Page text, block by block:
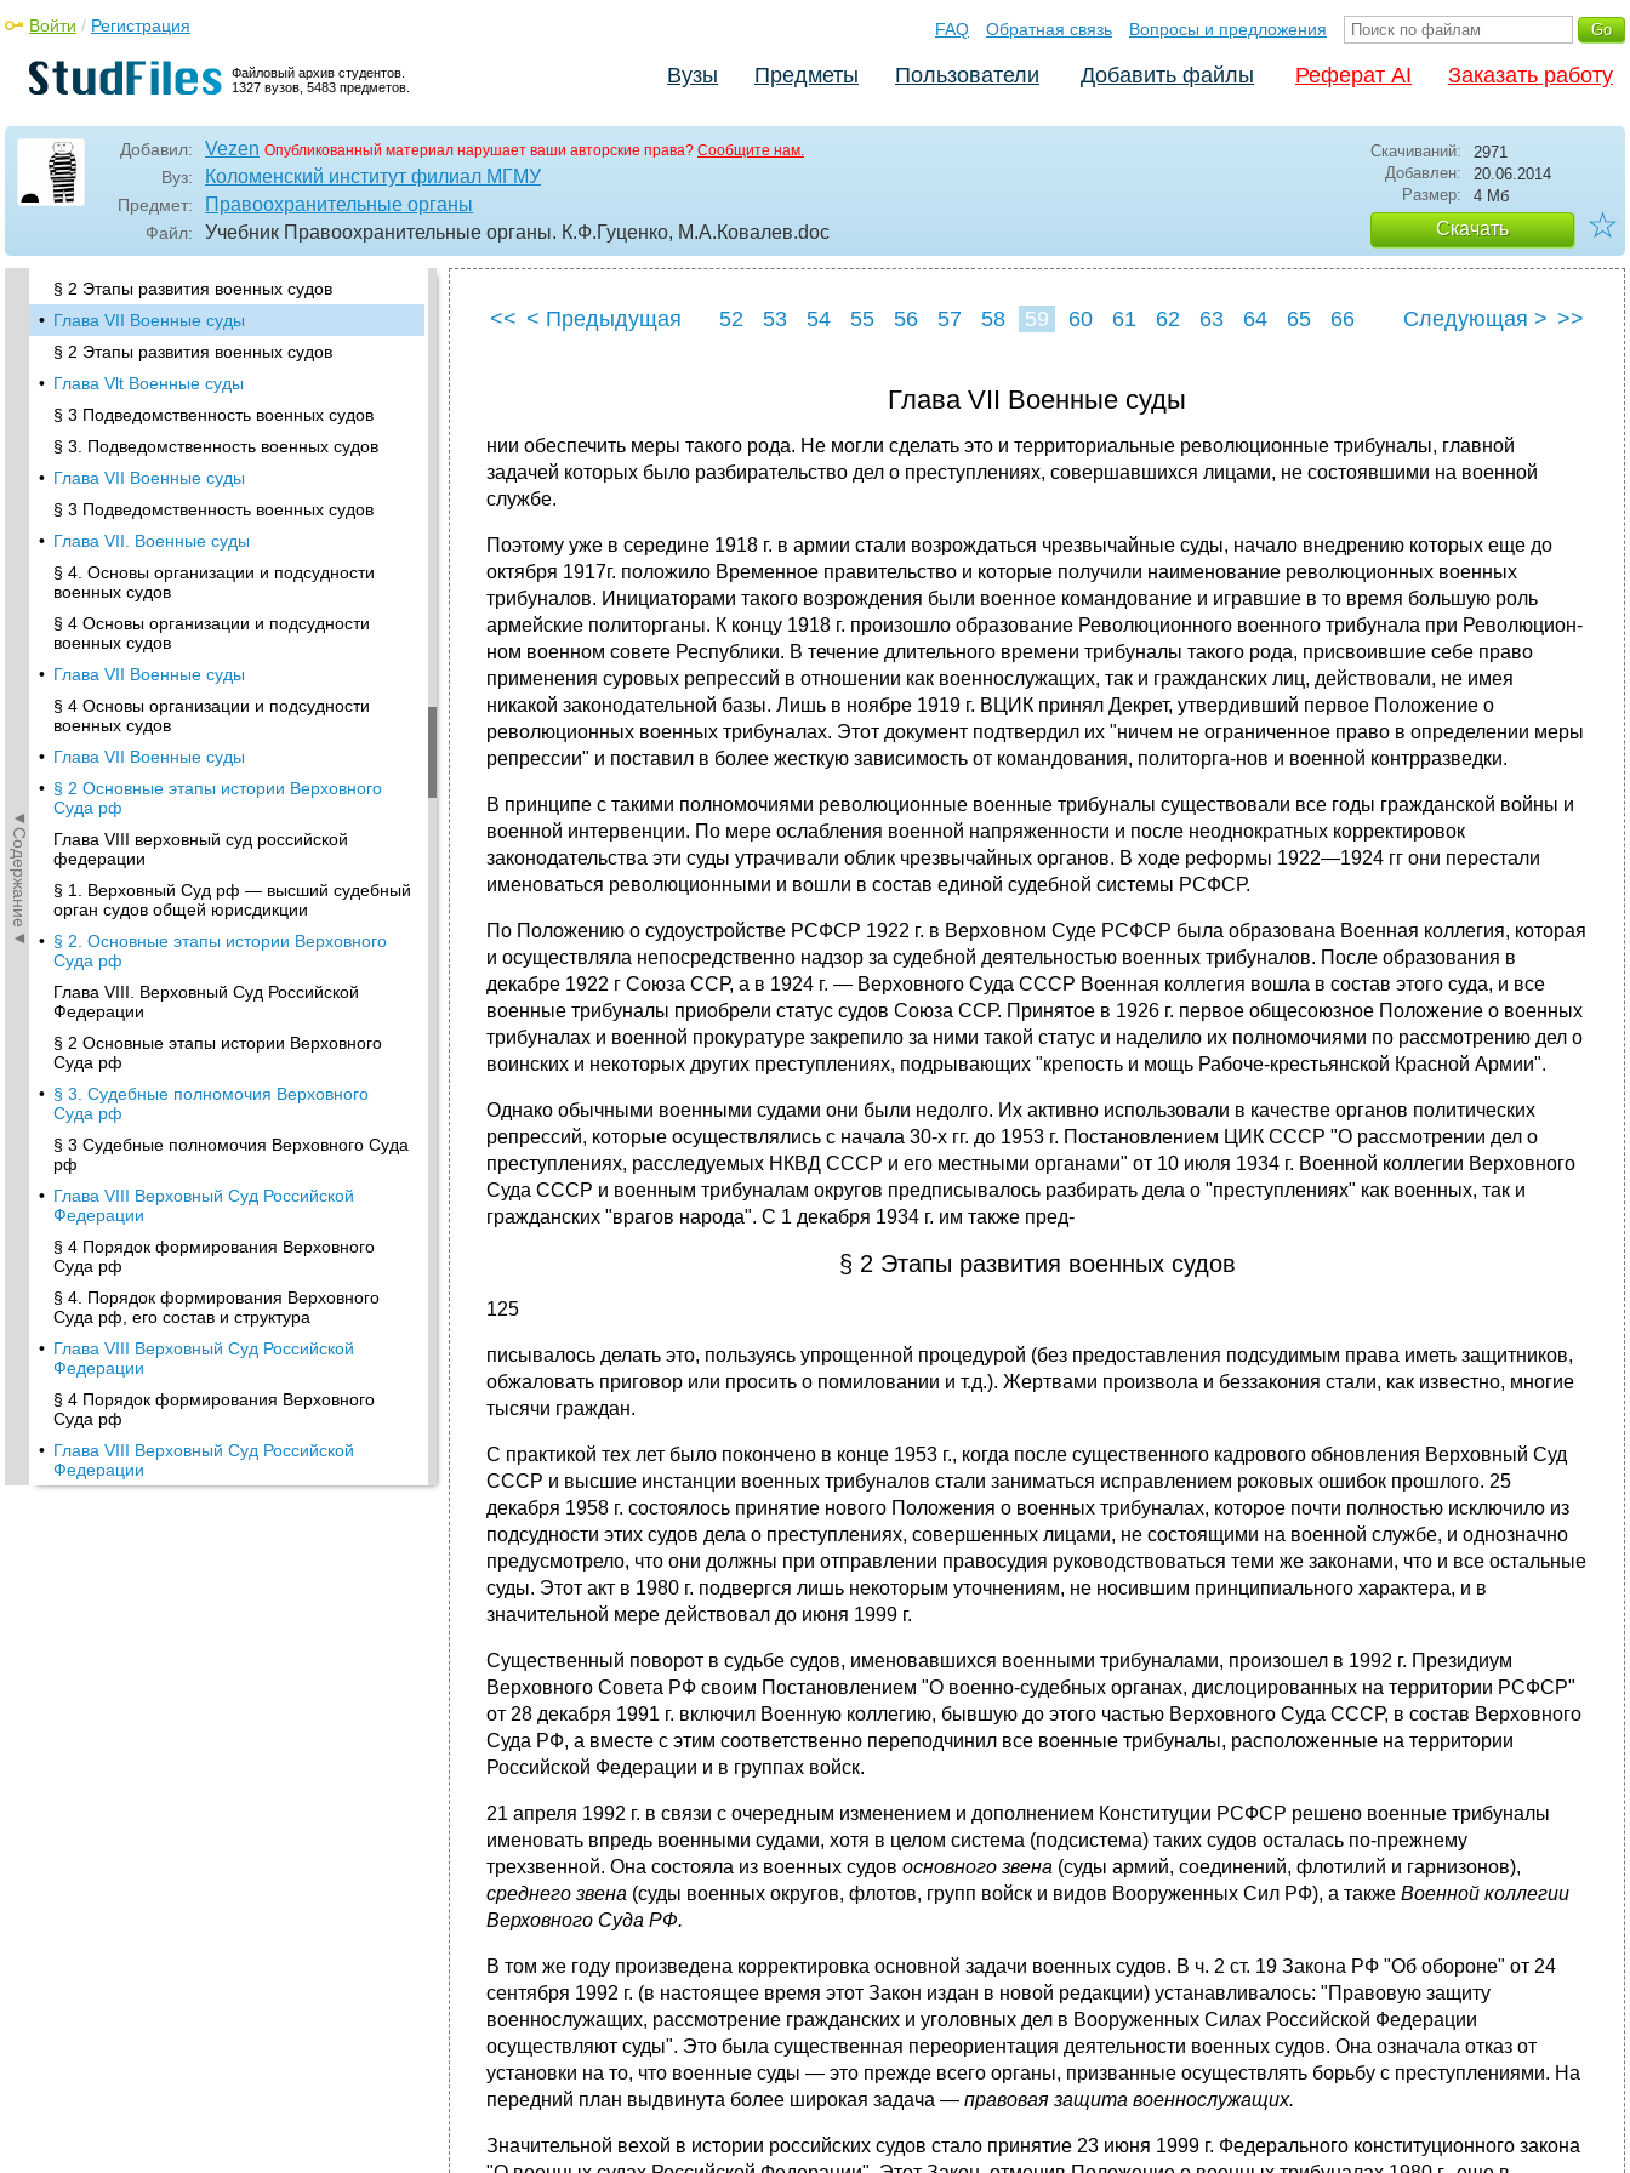
Файловый архив студентов.
1327 вузов, 5483 предметов.
Войти / Регистрация FAQ Обратная связь Вопросы и предложения
Вузы Предметы Пользователи Добавить файлы Реферат AI Заказать работу
Добавил: Vezen Опубликованный материал нарушает ваши авторские права? Сообщите нам.
Вуз: Коломенский институт филиал МГМУ
Предмет: Правоохранительные органы
Файл: Учебник Правоохранительные органы. К.Ф.Гуценко, М.А.Ковалев.doc
Скачиваний:
2971
Добавлен:
20.06.2014
Размер:
4 Мб
Скачать ☆
◄Содержание◄
Глава VI Среднее звено гражданских судов
общей юрисдикции
Глава VII военные суды
§ 1. Задачи военных судов , и их место в
российской судебной системе
§ 1. Задачи военных судов и их место в
российской судебной системе 121
Глава VII Военные суды
• § 2. Этапы развития военных судов
§ 2 Этапы развития военных судов
• Глава VII Военные суды
§ 2 Этапы развития военных судов
• Глава Vlt Военные суды
§ 3 Подведомственность военных судов
§ 3. Подведомственность военных судов
• Глава VII Военные суды
§ 3 Подведомственность военных судов
• Глава VII. Военные суды
§ 4. Основы организации и подсудности
военных судов
§ 4 Основы организации и подсудности
военных судов
• Глава VII Военные суды
§ 4 Основы организации и подсудности
военных судов
• Глава VII Военные суды
• § 2 Основные этапы истории Верховного
Суда рф
Глава VIII верховный суд российской
федерации
§ 1. Верховный Суд рф — высший судебный
орган судов общей юрисдикции
• § 2. Основные этапы истории Верховного
Суда рф
Глава VIII. Верховный Суд Российской
Федерации
§ 2 Основные этапы истории Верховного
Суда рф
• § 3. Судебные полномочия Верховного
Суда рф
§ 3 Судебные полномочия Верховного Суда
рф
• Глава VIII Верховный Суд Российской
Федерации
§ 4 Порядок формирования Верховного
Суда рф
§ 4. Порядок формирования Верховного
Суда рф, его состав и структура
• Глава VIII Верховный Суд Российской
Федерации
§ 4 Порядок формирования Верховного
Суда рф
• Глава VIII Верховный Суд Российской
Федерации
<< < Предыдущая 52 53 54 55 56 57 58 59 60 61 62 63 64 65
66
Следующая > >>
Глава VII Военные суды
нии обеспечить меры такого рода. Не могли сделать это и террито­риальные революционные трибуналы, главной
задачей которых было разбирательство дел о преступлениях, совершавшихся лицами, не состоявшими на военной
службе.
Поэтому уже в середине 1918 г. в армии стали возрождаться чрезвычайные суды, начало внедрению которых еще до
октября 1917г. положило Временное правительство и которые получили наи­менование революционных военных
трибуналов. Инициаторами та­кого возрождения были военное командование и игравшие в то время большую роль
армейские политорганы. К концу 1918 г. произошло образование Революционного военного трибунала при Революцион­
ном военном совете Республики. В течение длительного времени три­буналы такого рода, присвоившие себе право
применения суровых репрессий в отношении как военнослужащих, так и гражданских лиц, действовали, не имея
никакой законодательной базы. Лишь в нояб­ре 1919 г. ВЦИК принял Декрет, утвердивший первое Положение о
революционных военных трибуналах. Этот документ подтвердил их "ничем не ограниченное право в определении меры
репрессии" и по­ставил в более жесткую зависимость от командования, политорга-нов и военной контрразведки.
В принципе с такими полномочиями революционные военные трибуналы существовали все годы гражданской войны и
военной интервенции. По мере ослабления военной напряженности и после неоднократных корректировок
законодательства эти суды утрачи­вали облик чрезвычайных органов. В ходе реформы 1922—1924 гг они перестали
именоваться революционными и вошли в состав еди­ной судебной системы РСФСР.
По Положению о судоустройстве РСФСР 1922 г. в Верховном Суде РСФСР была образована Военная коллегия, которая
и осуще­ствляла непосредственно надзор за судебной деятельностью военных трибуналов. После образования в
декабре 1922 г Союза ССР, а в 1924 г. — Верховного Суда СССР Военная коллегия вошла в состав этого суда, и все
военные трибуналы приобрели статус судов Союза ССР. Принятое в 1926 г. первое общесоюзное Положение о военных
трибуналах и военной прокуратуре закрепило за ними такой статус и наделило их полномочиями по рассмотрению дел о
воинских и не­которых других преступлениях, подрывающих "крепость и мощь Рабоче-крестьянской Красной Армии".
Однако обычными военными судами они были недолго. Их ак­тивно использовали в качестве органов политических
репрессий, которые осуществлялись с начала 30-х гг. до 1953 г. Постановлени­ем ЦИК СССР "О рассмотрении дел о
преступлениях, расследуемых НКВД СССР и его местными органами" от 10 июля 1934 г. Военной коллегии Верховного
Суда СССР и военным трибуналам округов предписывалось разбирать дела о "преступлениях" как военных, так и
гражданских "врагов народа". С 1 декабря 1934 г. им также пред-
§ 2 Этапы развития военных судов
125
писывалось делать это, пользуясь упрощенной процедурой (без пре­доставления подсудимым права иметь защитников,
обжаловать при­говор или просить о помиловании и т.д.). Жертвами произвола и беззакония стали, как известно, многие
тысячи граждан.
С практикой тех лет было покончено в конце 1953 г., когда пос­ле существенного кадрового обновления Верховный Суд
СССР и выс­шие инстанции военных трибуналов стали заниматься исправлени­ем роковых ошибок прошлого. 25
декабря 1958 г. состоялось приня­тие нового Положения о военных трибуналах, которое почти полно­стью исключило из
подсудности этих судов дела о преступлениях, совершенных лицами, не состоящими на военной службе, и однознач­но
предусмотрело, что они должны при отправлении правосудия руководствоваться теми же законами, что и все остальные
суды. Этот акт в 1980 г. подвергся лишь некоторым уточнениям, не носившим принципиального характера, и в
значительной мере действовал до июня 1999 г.
Существенный поворот в судьбе судов, именовавшихся военны­ми трибуналами, произошел в 1992 г. Президиум
Верховного Сове­та РФ своим Постановлением "О военно-судебных органах, дисло­цированных на территории РСФСР"
от 28 декабря 1991 г. включил Военную коллегию, бывшую до этого частью Верховного Суда СССР, в состав Верховного
Суда РФ, а вместе с этим соответственно пере­подчинил все военные трибуналы, расположенные на территории
Российской Федерации и в группах войск.
21 апреля 1992 г. в связи с очередным изменением и дополне­нием Конституции РСФСР решено военные трибуналы
именовать впредь военными судами, хотя в целом система (подсистема) таких судов осталась по-прежнему
трехзвенной. Она состояла из военных судов основного звена (суды армий, соединений, флотилий и гарни­зонов),
среднего звена (суды военных округов, флотов, групп войск и видов Вооруженных Сил РФ), а также Военной коллегии
Верхов­ного Суда РФ.
В том же году произведена корректировка основной задачи военных судов. В ч. 2 ст. 19 Закона РФ "Об обороне" от 24
сентября 1992 г. (в настоящее время этот Закон издан в новой редакции) уста­навливалось: "Правовую защиту
военнослужащих, рассмотрение гражданских и уголовных дел в Вооруженных Силах Российской Фе­дерации
осуществляют суды". Это была существенная переориен­тация деятельности военных судов. Она означала отказ от
установ­ки на то, что военные суды — это прежде всего органы, призванные осуществлять борьбу с преступлениями. На
передний план выдви­нута более широкая задача — правовая защита военнослужащих.
Значительной вехой в истории российских судов стало приня­тие 23 июня 1999 г. Федерального конституционного закона